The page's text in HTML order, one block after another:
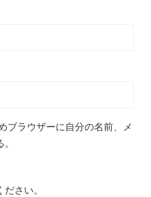
ブラウザーに自分の名前、メ
さい。